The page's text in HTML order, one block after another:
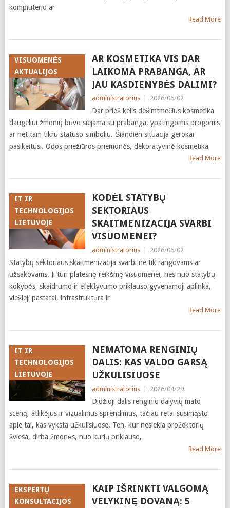
kompiuterio ar
Read More
VISUOMENĖS
AKTUALIJOS
AR KOSMETIKA VIS DAR
LAIKOMA PRABANGA, AR
JAU KASDIENYBĖS DALIMI?
administratorius 2026/06/02
Dar prieš kelis dešimtmečius kosmetika
daugeliui žmonių buvo siejama su prabanga, ypatingomis progomis
ar net tam tikru statuso simboliu. Šiandien situacija gerokai
pasikeitusi. Odos priežiūros priemonės, dekoratyvinė kosmetika
Read More
IT IR
TECHNOLOGIJOS
LIETUVOJE
KODĖL STATYBŲ
SEKTORIAUS
SKAITMENIZACIJA SVARBI
VISUOMENEI?
administratorius 2026/06/02
Statybų sektoriaus skaitmenizacija svarbi ne tik rangovams ar
užsakovams. Ji turi platesnę reikšmę visuomenei, nes nuo statybų
kokybės, skaidrumo ir efektyvumo priklauso gyvenamoji aplinka,
viešieji pastatai, infrastruktūra ir
Read More
IT IR
TECHNOLOGIJOS
LIETUVOJE
NEMATOMA RENGINIŲ
DALIS: KAS VALDO GARSĄ
UŽKULISIUOSE
administratorius 2026/04/29
Didžioji dalis renginio dalyvių mato
sceną, atlikėjus ir vizualinius sprendimus, tačiau retai susimąsto
apie tai, kas vyksta užkulisiuose. Ten, kur nesiekia prožektorių
šviesa, dirba žmonės, nuo kurių priklauso,
Read More
EKSPERTŲ
KONSULTACIJOS
KAIP IŠRINKTI VALGOMĄ
VELYKINĘ DOVANĄ: 5